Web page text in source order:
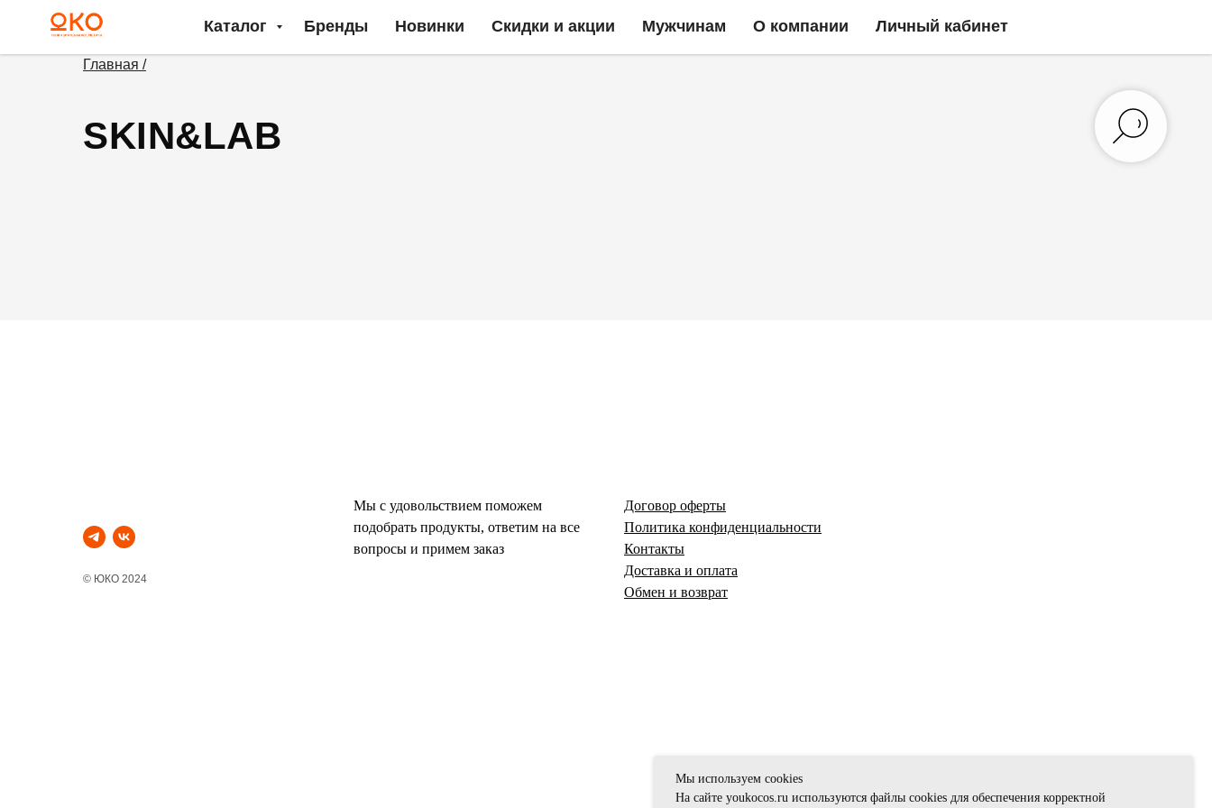
Каталог Бренды Новинки Скидки и акции Мужчинам О компании Личный кабинет
Мы используем cookies
На сайте youkocos.ru используются файлы cookies для обеспечения корректной
SKIN&LAB
Главная /
© ЮКО 2024
Мы с удовольствием поможем
подобрать продукты, ответим на все
вопросы и примем заказ
Договор оферты
Политика конфиденциальности
Контакты
Доставка и оплата
Обмен и возврат